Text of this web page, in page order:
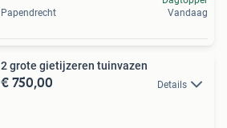
Papendrecht
Vandaag
2 grote gietijzeren tuinvazen
€ 750,00 Details